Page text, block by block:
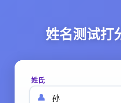
姓名测试打
姓氏
👤